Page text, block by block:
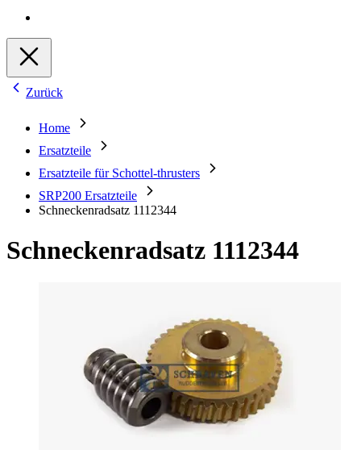
Zurück
Home
Ersatzteile
Ersatzteile für Schottel-thrusters
SRP200 Ersatzteile
Schneckenradsatz 1112344
Schneckenradsatz 1112344